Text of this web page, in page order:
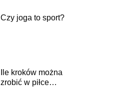
Czy joga to sport?
Ile kroków można
zrobić w piłce